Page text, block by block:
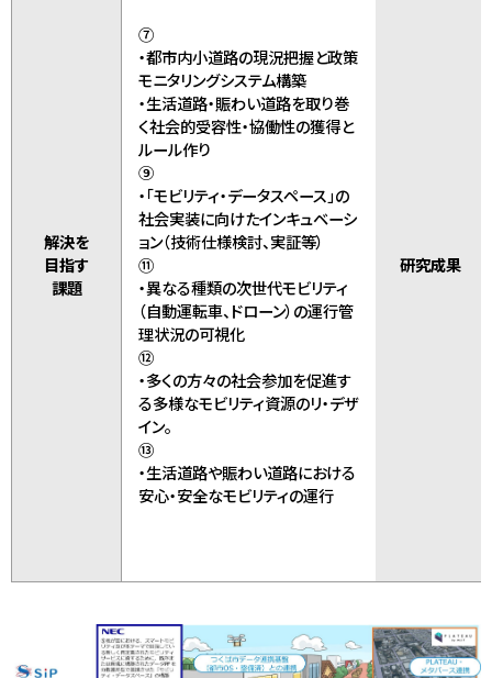
解決を
目指す
課題
⑦
・都市内小道路の現況把握と政策
モニタリングシステム構築
・生活道路・賑わい道路を取り巻
く社会的受容性・協働性の獲得と
ルール作り
⑨
・「モビリティ・データスペース」の
社会実装に向けたインキュベーシ
ョン（技術仕様検討、実証等）
⑪
・異なる種類の次世代モビリティ
（自動運転車、ドローン）の運行管
理状況の可視化
⑫
・多くの方々の社会参加を促進す
る多様なモビリティ資源のリ・デザ
イン。
⑬
・生活道路や賑わい道路における
安心・安全なモビリティの運行
研究成果